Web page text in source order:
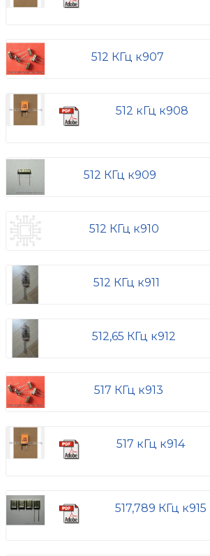
512 КГц к907
512 кГц к908
512 КГц к909
512 КГц к910
512 КГц к911
512,65 КГц к912
517 КГц к913
517 кГц к914
517,789 КГц к915